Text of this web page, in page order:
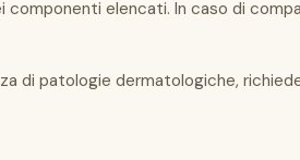
elencati. In caso di
di patologie dermatologiche,